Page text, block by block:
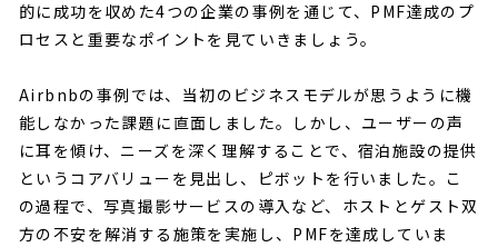
的に成功を収めた4つの企業の事例を通じて、PMF達成のプ
ロセスと重要なポイントを見ていきましょう。
Airbnbの事例では、当初のビジネスモデルが思うように機
能しなかった課題に直面しました。しかし、ユーザーの声
に耳を傾け、ニーズを深く理解することで、宿泊施設の提供
というコアバリューを見出し、ピボットを行いました。こ
の過程で、写真撮影サービスの導入など、ホストとゲスト双
方の不安を解消する施策を実施し、PMFを達成していま